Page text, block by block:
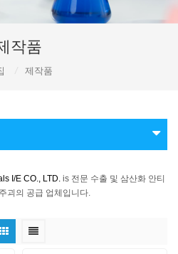
작품
제작품
I/E CO., LTD. is 전문 수출 및 삼산화 안티
괴의 공급 업체입니다.